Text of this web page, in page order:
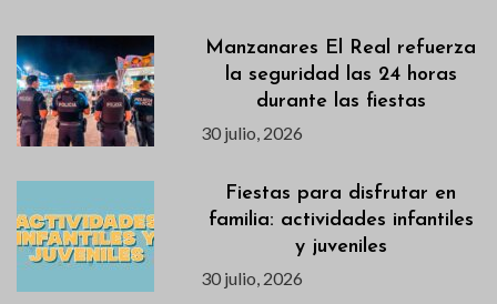
Manzanares El Real refuerza
la seguridad las 24 horas
durante las fiestas
30 julio, 2026
Fiestas para disfrutar en
familia: actividades infantiles
y juveniles
30 julio, 2026